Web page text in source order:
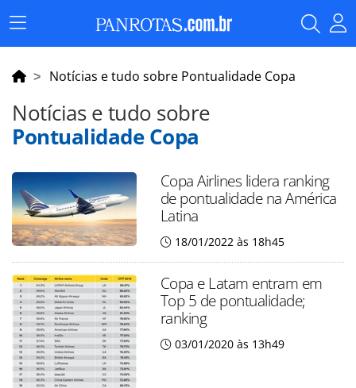
Menu
Principal
Notícias e tudo sobre Pontualidade Copa
Notícias e tudo sobre
Pontualidade Copa
Copa Airlines lidera ranking
de pontualidade na América
Latina
18/01/2022 às 18h45
Copa e Latam entram em
Top 5 de pontualidade;
ranking
03/01/2020 às 13h49